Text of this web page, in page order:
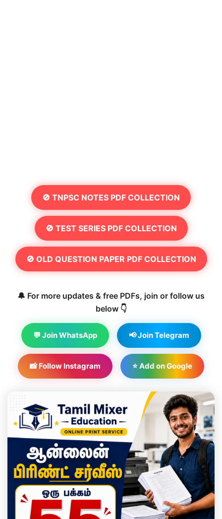
🚫 TNPSC NOTES PDF COLLECTION
🚫 TEST SERIES PDF COLLECTION
🚫 OLD QUESTION PAPER PDF COLLECTION
🔔 For more updates & free PDFs, join or follow us
below 👇
💬 Join WhatsApp 📢 Join Telegram
📸 Follow Instagram ⭐ Add on Google